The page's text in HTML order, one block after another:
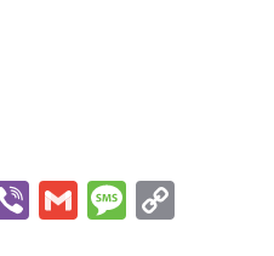
ViberGmail